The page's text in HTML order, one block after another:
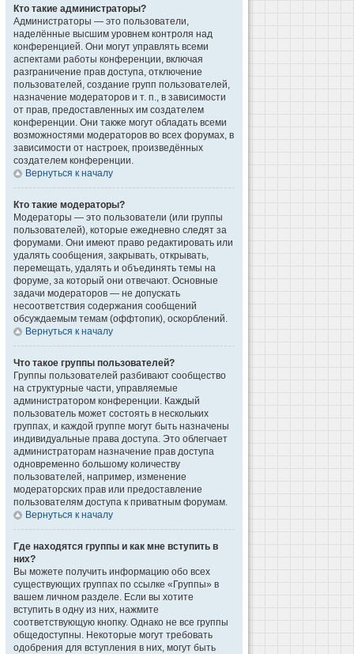
Кто такие администраторы?
Администраторы — это пользователи,
наделённые высшим уровнем контроля над
конференцией. Они могут управлять всеми
аспектами работы конференции, включая
разграничение прав доступа, отключение
пользователей, создание групп пользователей,
назначение модераторов и т. п., в зависимости
от прав, предоставленных им создателем
конференции. Они также могут обладать всеми
возможностями модераторов во всех форумах, в
зависимости от настроек, произведённых
создателем конференции.
Вернуться к началу
Кто такие модераторы?
Модераторы — это пользователи (или группы
пользователей), которые ежедневно следят за
форумами. Они имеют право редактировать или
удалять сообщения, закрывать, открывать,
перемещать, удалять и объединять темы на
форуме, за который они отвечают. Основные
задачи модераторов — не допускать
несоответствия содержания сообщений
обсуждаемым темам (оффтопик), оскорблений.
Вернуться к началу
Что такое группы пользователей?
Группы пользователей разбивают сообщество
на структурные части, управляемые
администратором конференции. Каждый
пользователь может состоять в нескольких
группах, и каждой группе могут быть назначены
индивидуальные права доступа. Это облегчает
администраторам назначение прав доступа
одновременно большому количеству
пользователей, например, изменение
модераторских прав или предоставление
пользователям доступа к приватным форумам.
Вернуться к началу
Где находятся группы и как мне вступить в
них?
Вы можете получить информацию обо всех
существующих группах по ссылке «Группы» в
вашем личном разделе. Если вы хотите
вступить в одну из них, нажмите
соответствующую кнопку. Однако не все группы
общедоступны. Некоторые могут требовать
одобрения для вступления в них, могут быть